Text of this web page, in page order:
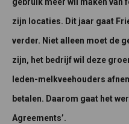
gebruik meer wil maken van
zijn locaties. Dit jaar gaat
verder. Niet alleen moet de
zijn, het bedrijf wil deze
leden-melkveehouders
betalen. Daarom gaat het
Agreements’.